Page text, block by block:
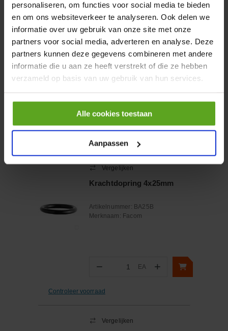
personaliseren, om functies voor social media te bieden
en om ons websiteverkeer te analyseren. Ook delen we
informatie over uw gebruik van onze site met onze
partners voor social media, adverteren en analyse. Deze
partners kunnen deze gegevens combineren met andere
informatie die u aan ze heeft verstrekt of die ze hebben
verzameld op basis van uw gebruik van hun services.
Alle cookies toestaan
Aanpassen
HP 12 MOTOR B14 380VAC
0,25KW
Artikelnummer:
Merknaam: Emmegi
€ 32,50
incl. BTW
− +
Onlangs bekeken:
Vergelijken
Krachtdopring 4x25mm
Artikelnummer: BA25B
Merknaam: Facom
− Aantal
EA +
Controleer voorraad
Vergelijken